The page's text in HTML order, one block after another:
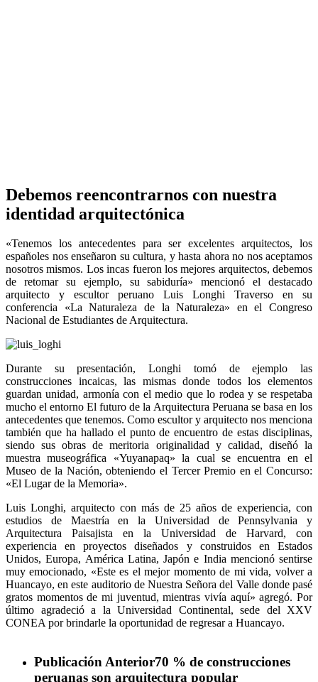
Debemos reencontrarnos con nuestra
identidad arquitectónica
«Tenemos los antecedentes para ser excelentes arquitectos, los
españoles nos enseñaron su cultura, y hasta ahora no nos aceptamos
nosotros mismos. Los incas fueron los mejores arquitectos, debemos
de retomar su ejemplo, su sabiduría» mencionó el destacado
arquitecto y escultor peruano Luis Longhi Traverso en su
conferencia «La Naturaleza de la Naturaleza» en el Congreso
Nacional de Estudiantes de Arquitectura.
Durante su presentación, Longhi tomó de ejemplo las
construcciones incaicas, las mismas donde todos los elementos
guardan unidad, armonía con el medio que lo rodea y se respetaba
mucho el entorno El futuro de la Arquitectura Peruana se basa en los
antecedentes que tenemos. Como escultor y arquitecto nos menciona
también que ha hallado el punto de encuentro de estas disciplinas,
siendo sus obras de meritoria originalidad y calidad, diseñó la
muestra museográfica «Yuyanapaq» la cual se encuentra en el
Museo de la Nación, obteniendo el Tercer Premio en el Concurso:
«El Lugar de la Memoria».
Luis Longhi, arquitecto con más de 25 años de experiencia, con
estudios de Maestría en la Universidad de Pennsylvania y
Arquitectura Paisajista en la Universidad de Harvard, con
experiencia en proyectos diseñados y construidos en Estados
Unidos, Europa, América Latina, Japón e India mencionó sentirse
muy emocionado, «Este es el mejor momento de mi vida, volver a
Huancayo, en este auditorio de Nuestra Señora del Valle donde pasé
gratos momentos de mi juventud, mientras vivía aquí» agregó. Por
último agradeció a la Universidad Continental, sede del XXV
CONEA por brindarle la oportunidad de regresar a Huancayo.
Publicación Anterior70 % de construcciones
peruanas son arquitectura popular